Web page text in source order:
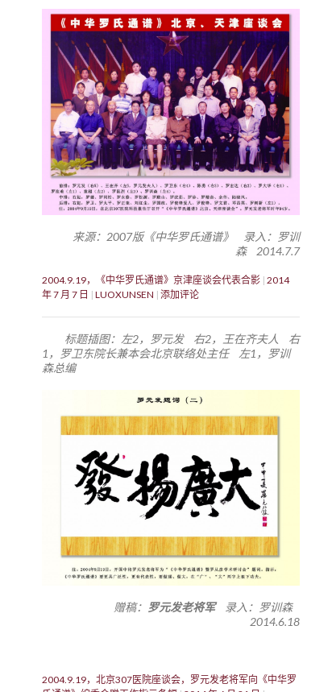
来源：2007版《中华罗氏通谱》 录入：罗训
森 2014.7.7
2004.9.19，《中华罗氏通谱》京津座谈会代表合影 2014
年 7 月 7 日
LUOXUNSEN 添加评论
标题插图：左2，罗元发 右2，王在齐夫人 右
1，罗卫东院长兼本会北京联络处主任 左1，罗训
森总编
赠稿： 罗元发老将军录入：罗训森
2014.6.18
2004.9.19，北京307医院座谈会，罗元发老将军向《中华罗